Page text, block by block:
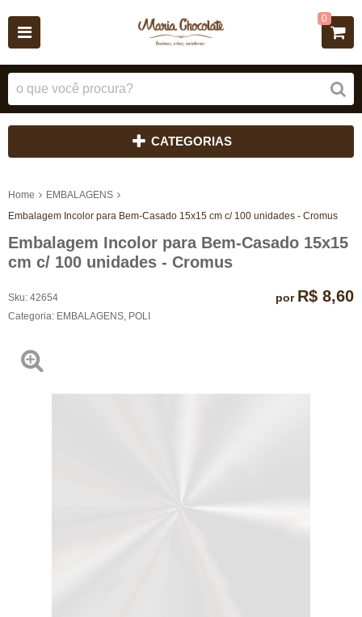
0
CATEGORIAS
Home
EMBALAGENS
Embalagem Incolor para Bem-Casado 15x15 cm c/ 100 unidades - Cromus
Embalagem Incolor para Bem-Casado 15x15
cm c/ 100 unidades - Cromus
Sku: 42654
Categoria: EMBALAGENS POLI
por R$ 8,60